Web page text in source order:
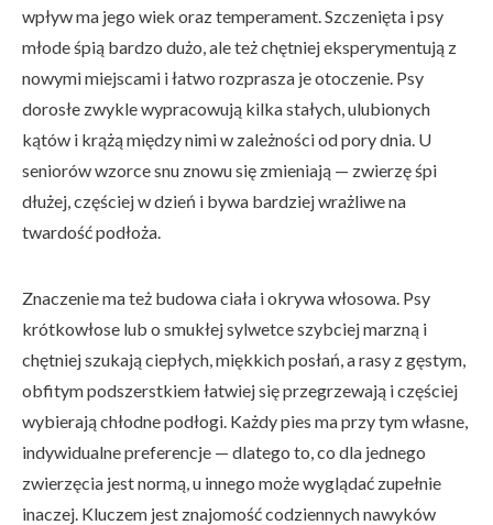
wpływ ma jego wiek oraz temperament. Szczenięta i psy
młode śpią bardzo dużo, ale też chętniej eksperymentują z
nowymi miejscami i łatwo rozprasza je otoczenie. Psy
dorosłe zwykle wypracowują kilka stałych, ulubionych
kątów i krążą między nimi w zależności od pory dnia. U
seniorów wzorce snu znowu się zmieniają — zwierzę śpi
dłużej, częściej w dzień i bywa bardziej wrażliwe na
twardość podłoża.
Znaczenie ma też budowa ciała i okrywa włosowa. Psy
krótkowłose lub o smukłej sylwetce szybciej marzną i
chętniej szukają ciepłych, miękkich posłań, a rasy z gęstym,
obfitym podszerstkiem łatwiej się przegrzewają i częściej
wybierają chłodne podłogi. Każdy pies ma przy tym własne,
indywidualne preferencje — dlatego to, co dla jednego
zwierzęcia jest normą, u innego może wyglądać zupełnie
inaczej. Kluczem jest znajomość codziennych nawyków